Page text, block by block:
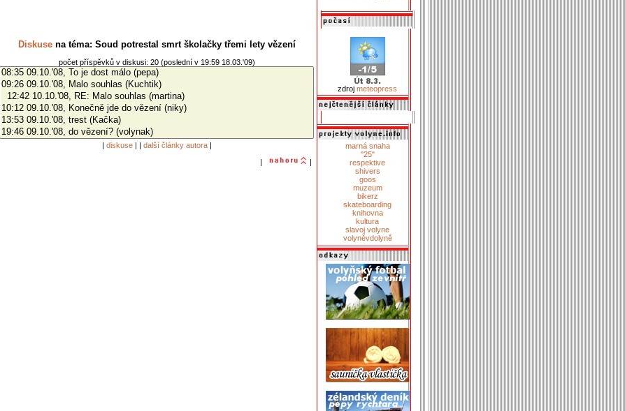
Diskusena téma: Soud potrestal smrt školačky třemi lety vězení
počet příspěvků v diskusi: 20 (poslední v 19:59 18.03.'09)
| diskuse| | další články autora|
|
|
zdroj meteopress
marná snaha
"25"
respektive
shivers
goos
muzeum
bikerz
skateboarding
knihovna
kultura
slavoj volyne
volyněvdolyně